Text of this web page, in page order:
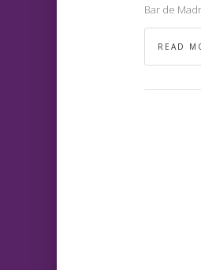
Bar de
READ